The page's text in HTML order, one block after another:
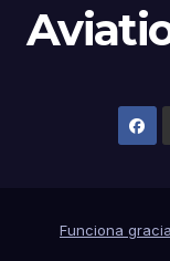
Funciona